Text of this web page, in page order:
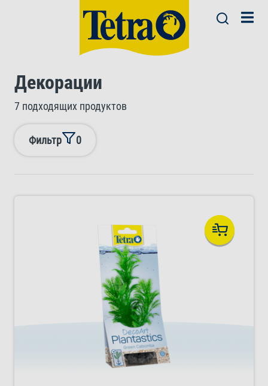
Декорации
7 подходящих продуктов
Фильтр 0